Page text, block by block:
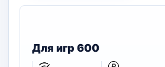
Для игр 600